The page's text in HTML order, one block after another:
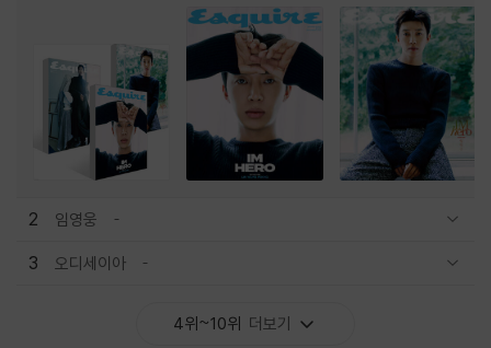
2 임영웅
3 오디세이아
4위~10위 더보기